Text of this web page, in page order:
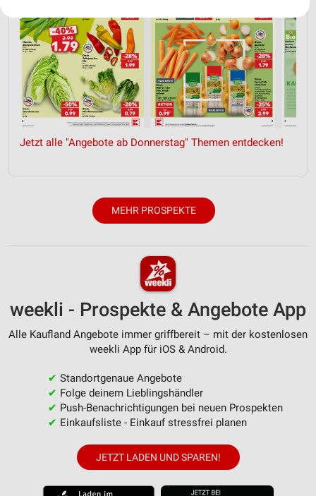
Jetzt alle "Angebote ab Donnerstag" Themen entdecken!
MEHR PROSPEKTE
weekli - Prospekte & Angebote App
Alle Kaufland Angebote immer griffbereit – mit der kostenlosen
weekli App für iOS & Android.
✔ Standortgenaue Angebote
✔ Folge deinem Lieblingshändler
✔ Push-Benachrichtigungen bei neuen Prospekten
✔ Einkaufsliste - Einkauf stressfrei planen
JETZT LADEN UND SPAREN!
Website/App.
Partnerliste anzeigen (1 IAB-Anbieter)
Wir nutzen Ihre Daten für folgende Zwecke:
IAB-Verarbeitungszwecke:
Speichern von oder Zugriff auf Informationen
auf einem Endgerät
Verwendung reduzierter Daten zur Auswahl von
Werbeanzeigen
Verwendung von Profilen zur Auswahl
Erstellung von Profilen zur Personalisierung
Verwendung von Profilen zur Auswahl
personalisierter Inhalte
Messung der Werbeleistung
Messung der Performance von Inhalten
Analyse von Zielgruppen durch Statistiken oder
Kombinationen von Daten aus verschiedenen
Quellen
Entwicklung und Verbesserung der Angebote